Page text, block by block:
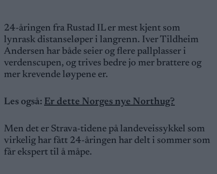
24-åringen fra Rustad IL er mest kjent som
lynrask distanseløper i langrenn. Iver Tildheim
Andersen har både seier og flere pallplasser i
verdenscupen, og trives bedre jo mer brattere og
mer krevende løypene er.
Les også: Er dette Norges nye Northug?
Men det er Strava-tidene på landeveissykkel som
virkelig har fått 24-åringen har delt i sommer som
får ekspert til å måpe.